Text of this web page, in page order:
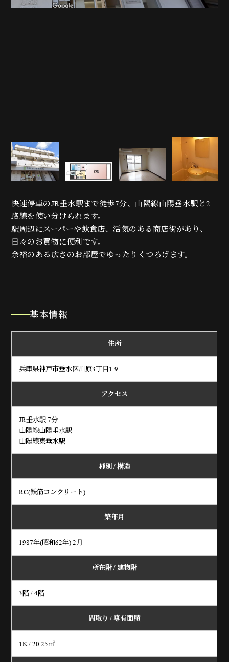
快速停車のJR垂水駅まで徒歩7分、山陽線山陽垂水駅と2
路線を使い分けられます。
駅周辺にスーパーや飲食店、活気のある商店街があり、
日々のお買物に便利です。
余裕のある広さのお部屋でゆったりくつろげます。
基本情報
住所
兵庫県神戸市垂水区川原3丁目1-9
アクセス
JR垂水駅 7分
山陽線山陽垂水駅
山陽線東垂水駅
種別 / 構造
RC(鉄筋コンクリート)
築年月
1987年(昭和62年) 2月
所在階 / 建物階
3階 / 4階
間取り / 専有面積
1K / 20.25㎡